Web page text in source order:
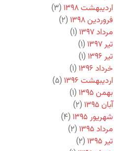
اردیبهشت ۱۳۹۸
(۳)
فروردین ۱۳۹۸
(۲)
مرداد ۱۳۹۷
(۱)
تیر ۱۳۹۷
(۱)
تیر ۱۳۹۶
(۱)
خرداد ۱۳۹۶
(۱)
اردیبهشت ۱۳۹۶
(۵)
بهمن ۱۳۹۵
(۱)
آبان ۱۳۹۵
(۲)
شهریور ۱۳۹۵
(۴)
مرداد ۱۳۹۵
(۲)
تیر ۱۳۹۵
(۲)